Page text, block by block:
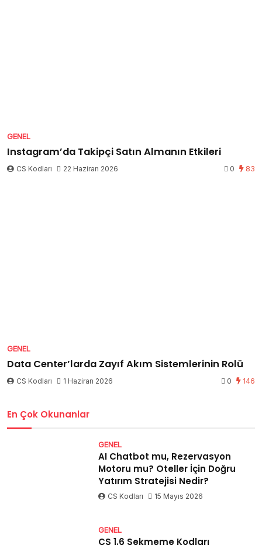
GENEL
Instagram’da Takipçi Satın Almanın Etkileri
CS Kodları 22 Haziran 2026 0 83
GENEL
Data Center’larda Zayıf Akım Sistemlerinin Rolü
CS Kodları 1 Haziran 2026 0 146
En Çok Okunanlar
GENEL
AI Chatbot mu, Rezervasyon
Motoru mu? Oteller İçin Doğru
Yatırım Stratejisi Nedir?
CS Kodları 15 Mayıs 2026
GENEL
CS 1.6 Sekmeme Kodları